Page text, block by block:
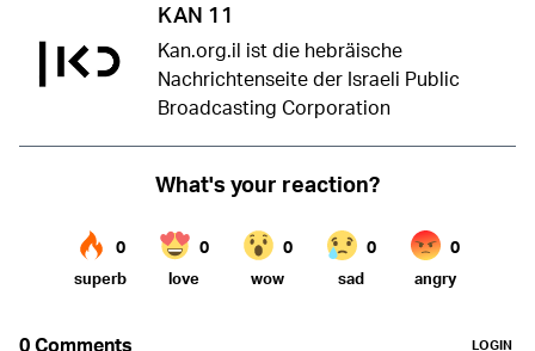
KAN 11
Kan.org.il ist die hebräische
Nachrichtenseite der Israeli Public
Broadcasting Corporation